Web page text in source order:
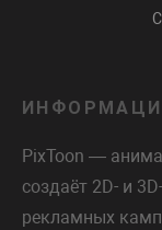
PixToon —
создаёт 2D- и
рекламных